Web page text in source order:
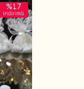
%17
indirimli